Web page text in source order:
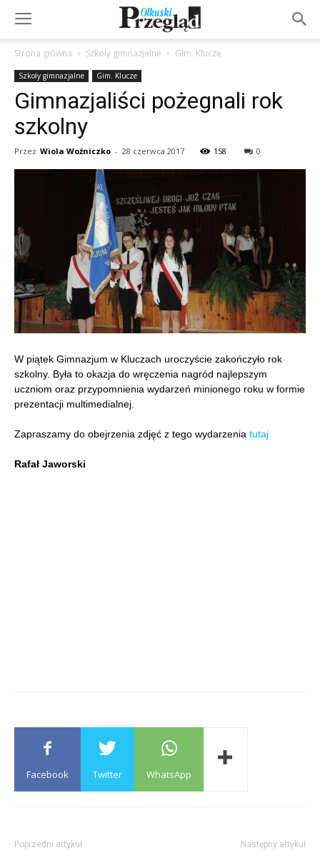
Strona główna Szkoły gimnazjalne Gim. Klucze
Szkoły gimnazjalne Gim. Klucze
Gimnazjaliści pożegnali rok
szkolny
Przez Wiola Woźniczko - 28 czerwca 2017 158 0
W piątek Gimnazjum w Kluczach uroczyście zakończyło rok
szkolny. Była to okazja do wręczenia nagród najlepszym
uczniom oraz przypomnienia wydarzeń minionego roku w formie
prezentacji multimedialnej.
Zapraszamy do obejrzenia zdjęć z tego wydarzenia tutaj
Rafał Jaworski
Facebook Twitter WhatsApp
Poprzedni artykuł Następny artykuł